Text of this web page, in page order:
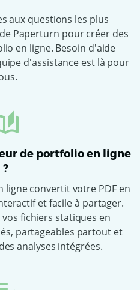
aux questions les plus
Paperturn pour créer des
en ligne. Besoin d'aide
d'assistance est là pour
de portfolio en ligne
?
convertit votre PDF en
et facile à partager.
fichiers statiques en
partageables partout et
analyses intégrées.